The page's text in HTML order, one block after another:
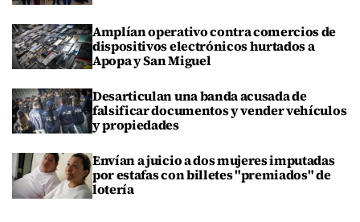
Amplían operativo contra comercios de
dispositivos electrónicos hurtados a
Apopa y San Miguel
Desarticulan una banda acusada de
falsificar documentos y vender vehículos
y propiedades
Envían a juicio a dos mujeres imputadas
por estafas con billetes "premiados" de
lotería